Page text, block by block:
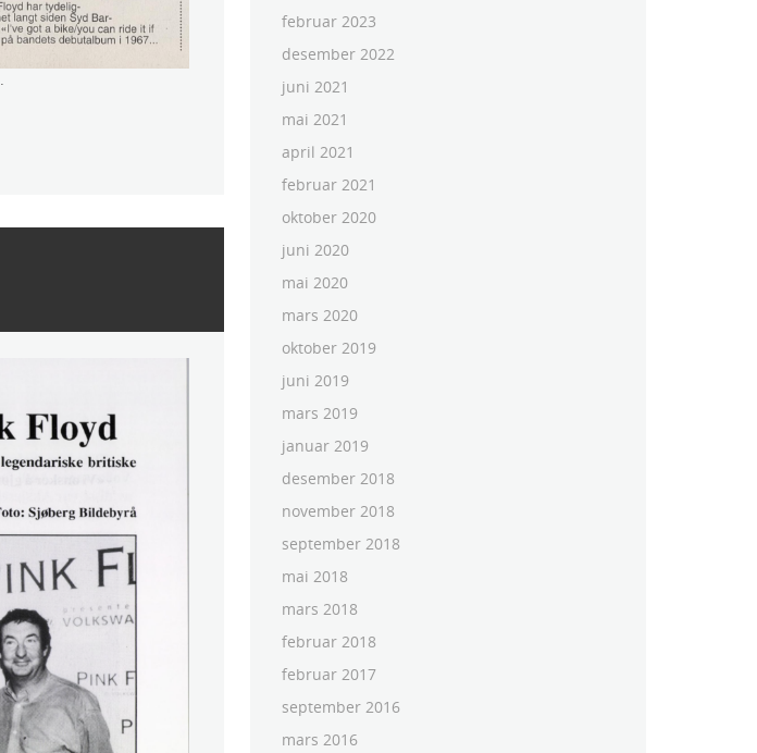
februar 2023
desember 2022
juni 2021
mai 2021
april 2021
februar 2021
oktober 2020
juni 2020
mai 2020
mars 2020
oktober 2019
juni 2019
mars 2019
januar 2019
desember 2018
november 2018
september 2018
mai 2018
mars 2018
februar 2018
februar 2017
september 2016
mars 2016